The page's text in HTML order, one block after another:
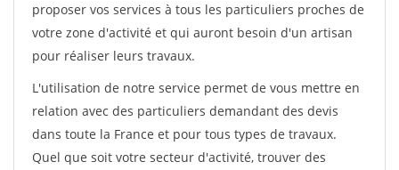
proposer vos services à tous les particuliers proches de
votre zone d'activité et qui auront besoin d'un artisan
pour réaliser leurs travaux.
L'utilisation de notre service permet de vous mettre en
relation avec des particuliers demandant des devis
dans toute la France et pour tous types de travaux.
Quel que soit votre secteur d'activité, trouver des